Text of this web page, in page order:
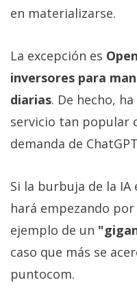
en materializarse.
La excepción es
inversores para
diarias. De hecho,
servicio tan popular
demanda de
Si la burbuja de la
hará empezando por
ejemplo de un
caso que más se
puntocom.